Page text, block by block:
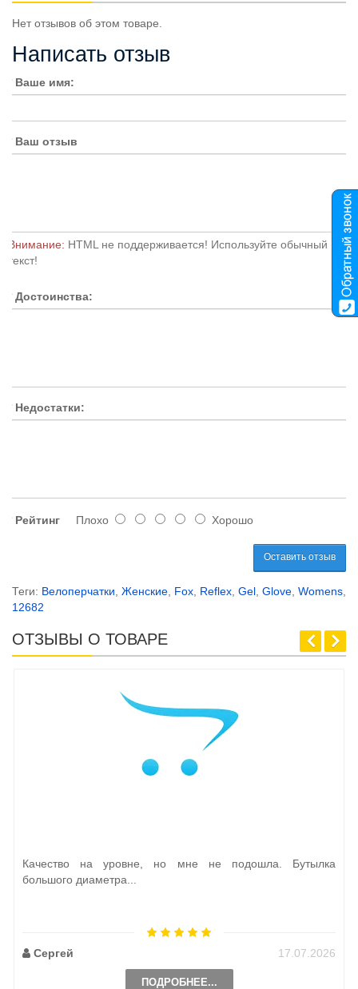
Нет отзывов об этом товаре.
Написать отзыв
Ваше имя:
Ваш отзыв
Внимание: HTML не поддерживается! Используйте обычный
текст!
Достоинства:
Недостатки:
Рейтинг Плохо Хорошо
Оставить отзыв
Теги: Велоперчатки Женские Fox Reflex Gel Glove Womens
12682
ОТЗЫВЫ О ТОВАРЕ
Качество на уровне, но мне не подошла. Бутылка
большого диаметра...
Сергей 17.07.2026
ПОДРОБНЕЕ...